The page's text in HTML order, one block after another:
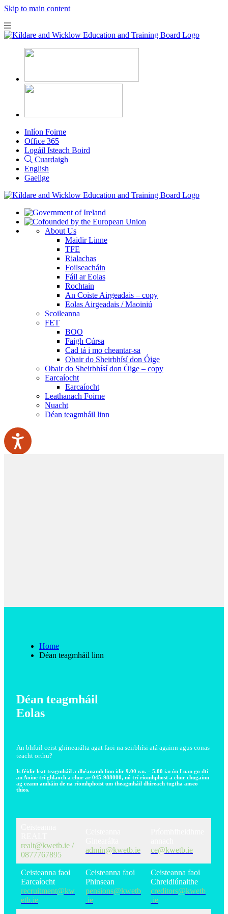
Skip to main content
Inlíon Foirne
Office 365
Logáil Isteach Boird
Cuardaigh
English
Gaeilge
About Us
Maidir Linne
TFE
Rialachas
Foilseacháin
Fáil ar Eolas
Rochtain
An Coiste Airgeadais – copy
Eolas Airgeadais / Maoiniú
Scoileanna
FET
BOO
Faigh Cúrsa
Cad tá i mo cheantar-sa
Obair do Sheirbhísí don Óige
Obair do Sheirbhísí don Óige – copy
Earcaíocht
Earcaíocht
Leathanach Foirne
Nuacht
Déan teagmháil linn
Home
Déan teagmháil linn
Déan teagmháil
Eolas
An bhfuil ceist ghinearálta agat faoi na seirbhísi atá againn agus conas
teacht orthu?
Is féidir leat teagmháil a dhéanamh linn idir 9.00 r.n. – 5.00 i.n ón Luan go dtí
an Aoine trí ghlaoch a chur ar 045-988000, nó trí ríomhphost a chur chugainn
ag ceann amháin de na ríomhphoist um theagmháil dhíreach tugtha anseo
thíos.
realt@kwetb.ie /
0877767895
admin@kwetb.ie
ce@kwetb.ie
Ceisteanna faoi
Earcaíocht
recruitment@kw
etb.ie
Ceisteanna faoi
Phinsean
pensions@kwetb
.ie
Ceisteanna faoi
Chreidiúnaithe
creditors@kwetb
.ie